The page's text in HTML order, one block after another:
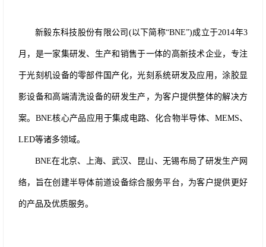
新毅东科技 股份有限公司 (以下简称“BNE”)成立于2014年3
月，是一家集研发、生产和销售于一体的高新技术企业，专注
于光刻机设备的零部件国产化，光刻系统研发及应用，涂胶显
影设备和高端清洗设备的研发生产，为客户提供整体的解决方
案。BNE核心产品应用于集成电路、化合物半导体、MEMS、
LED等诸多领域。
BNE在北京、上海、武汉、昆山、无锡布局了研发生产网
络，旨在创建半导体前道设备综合服务平台，为客户提供更好
的产品及优质服务。